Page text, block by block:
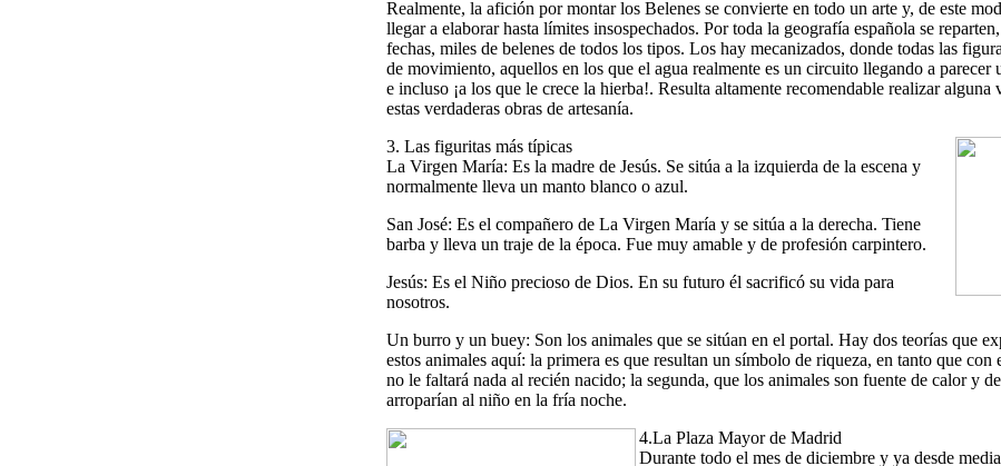
Realmente, la afición por montar los Belenes se convierte en todo un arte y, de este
llegar a elaborar hasta límites insospechados. Por toda la geografía española se reparten,
fechas, miles de belenes de todos los tipos. Los hay mecanizados, donde todas las
de movimiento, aquellos en los que el agua realmente es un circuito llegando a parecer
e incluso ¡a los que le crece la hierba!. Resulta altamente recomendable realizar alguna
estas verdaderas obras de artesanía.
3. Las figuritas más típicas
La Virgen María: Es la madre de Jesús. Se sitúa a la izquierda de la escena y
normalmente lleva un manto blanco o azul.
San José: Es el compañero de La Virgen María y se sitúa a la derecha. Tiene
barba y lleva un traje de la época. Fue muy amable y de profesión carpintero.
Jesús: Es el Niño precioso de Dios. En su futuro él sacrificó su vida para
nosotros.
Un burro y un buey: Son los animales que se sitúan en el portal. Hay dos teorías que
estos animales aquí: la primera es que resultan un símbolo de riqueza, en tanto que con
no le faltará nada al recién nacido; la segunda, que los animales son fuente de calor y
arroparían al niño en la fría noche.
4.La Plaza Mayor de Madrid
Durante todo el mes de diciembre y ya desde